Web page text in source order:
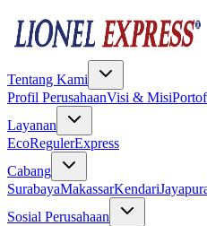
Tentang Kami
Profil PerusahaanVisi & Misi
Layanan
EcoRegulerExpress
Cabang
SurabayaMakassarKendari
Sosial Perusahaan